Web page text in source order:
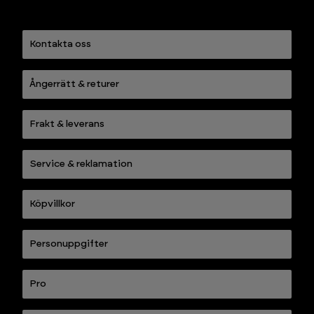
Kontakta oss
Ångerrätt & returer
Frakt & leverans
Service & reklamation
Köpvillkor
Personuppgifter
Pro